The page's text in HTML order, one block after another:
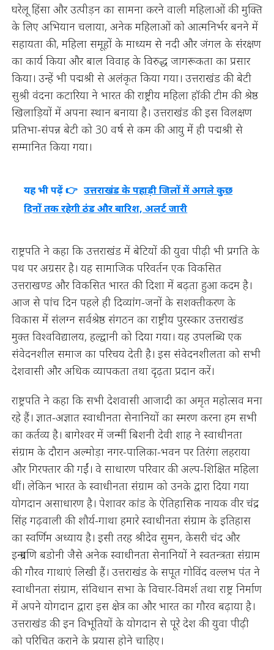
घरेलू हिंसा और उत्पीड़न का सामना करने वाली महिलाओं की मुक्ति
के लिए अभियान चलाया, अनेक महिलाओं को आत्मनिर्भर बनने में
सहायता की, महिला समूहों के माध्यम से नदी और जंगल के संरक्षण
का कार्य किया और बाल विवाह के विरुद्ध जागरूकता का प्रसार
किया। उन्हें भी पद्मश्री से अलंकृत किया गया। उत्तराखंड की बेटी
सुश्री वंदना कटारिया ने भारत की राष्ट्रीय महिला हॉकी टीम की श्रेष्ठ
खिलाड़ियों में अपना स्थान बनाया है। उत्तराखंड की इस विलक्षण
प्रतिभा-संपन्न बेटी को 30 वर्ष से कम की आयु में ही पद्मश्री से
सम्मानित किया गया।
यह भी पढ़ें 👉 उत्तराखंड के पहाड़ी जिलों में अगले कुछ
दिनों तक रहेगी ठंड और बारिश, अलर्ट जारी
राष्ट्रपति ने कहा कि उत्तराखंड में बेटियों की युवा पीढ़ी भी प्रगति के
पथ पर अग्रसर है। यह सामाजिक परिवर्तन एक विकसित
उत्तराखण्ड और विकसित भारत की दिशा में बढ़ता हुआ कदम है।
आज से पांच दिन पहले ही दिव्यांग-जनों के सशक्तीकरण के
विकास में संलग्न सर्वश्रेष्ठ संगठन का राष्ट्रीय पुरस्कार उत्तराखंड
मुक्त विश्वविद्यालय, हल्द्वानी को दिया गया। यह उपलब्धि एक
संवेदनशील समाज का परिचय देती है। इस संवेदनशीलता को सभी
देशवासी और अधिक व्यापकता तथा दृढ़ता प्रदान करें।
राष्ट्रपति ने कहा कि सभी देशवासी आजादी का अमृत महोत्सव मना
रहे हैं। ज्ञात-अज्ञात स्वाधीनता सेनानियों का स्मरण करना हम सभी
का कर्तव्य है। बागेश्वर में जन्मीं बिशनी देवी शाह ने स्वाधीनता
संग्राम के दौरान अल्मोड़ा नगर-पालिका-भवन पर तिरंगा लहराया
और गिरफ्तार की गईं। वे साधारण परिवार की अल्प-शिक्षित महिला
थीं। लेकिन भारत के स्वाधीनता संग्राम को उनके द्वारा दिया गया
योगदान असाधारण है। पेशावर कांड के ऐतिहासिक नायक वीर चंद्र
सिंह गढ़वाली की शौर्य-गाथा हमारे स्वाधीनता संग्राम के इतिहास
का स्वर्णिम अध्याय है। इसी तरह श्रीदेव सुमन, केसरी चंद और
इन्द्रमणि बडोनी जैसे अनेक स्वाधीनता सेनानियों ने स्वतन्त्रता संग्राम
की गौरव गाथाएं लिखी हैं। उत्तराखंड के सपूत गोविंद वल्लभ पंत ने
स्वाधीनता संग्राम, संविधान सभा के विचार-विमर्श तथा राष्ट्र निर्माण
में अपने योगदान द्वारा इस क्षेत्र का और भारत का गौरव बढ़ाया है।
उत्तराखंड की इन विभूतियों के योगदान से पूरे देश की युवा पीढ़ी
को परिचित कराने के प्रयास होने चाहिए।